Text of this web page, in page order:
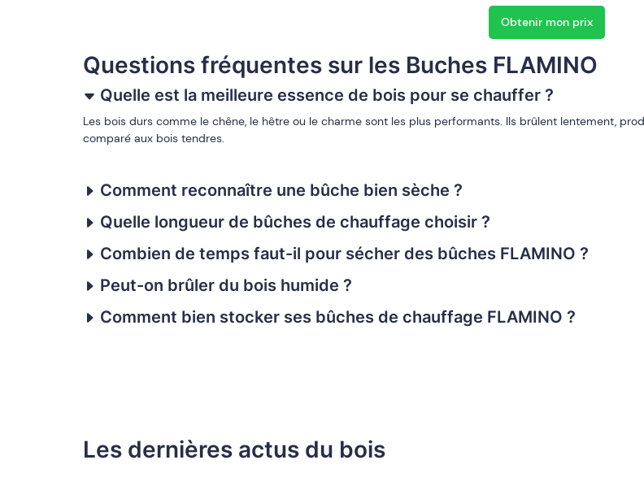
Obtenir mon prix
Questions fréquentes sur les Buches FLAMINO
Quelle est la meilleure essence de bois pour se chauffer ?
Les bois durs comme le chêne, le hêtre ou le charme sont les plus performants. Ils brûlent lentement,
comparé aux bois tendres.
Comment reconnaître une bûche bien sèche ?
Quelle longueur de bûches de chauffage choisir ?
Combien de temps faut-il pour sécher des bûches FLAMINO ?
Peut-on brûler du bois humide ?
Comment bien stocker ses bûches de chauffage FLAMINO ?
Les dernières actus du bois